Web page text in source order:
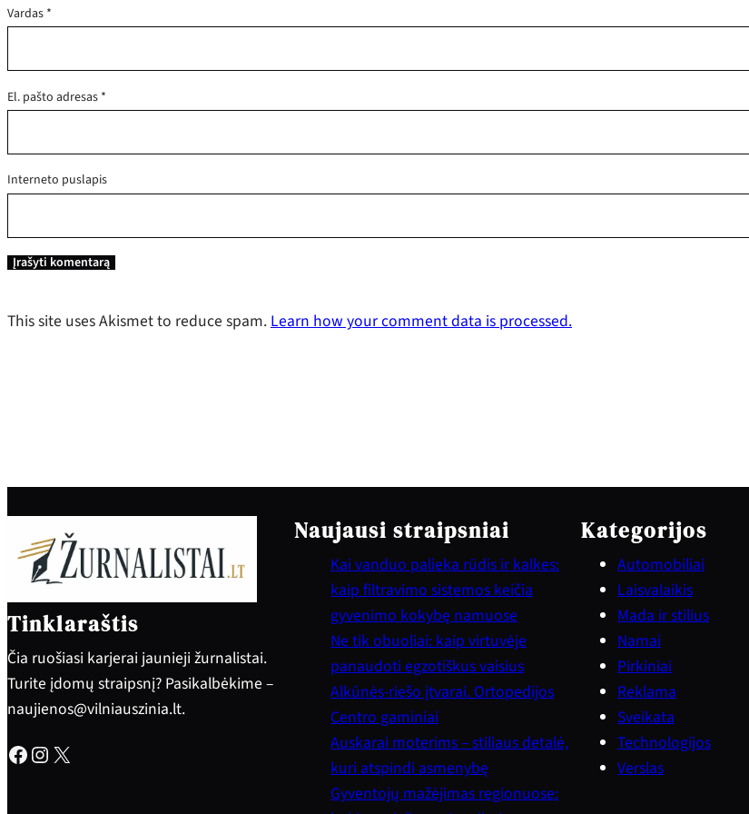
Vardas *
El. pašto adresas *
Interneto puslapis
This site uses Akismet to reduce spam. Learn how your comment data is processed.
Tinklaraštis
Čia ruošiasi karjerai jaunieji žurnalistai.
Turite įdomų straipsnį? Pasikalbėkime –
naujienos@vilniauszinia.lt.
Facebook Instagram X
Naujausi straipsniai
Kai vanduo palieka rūdis ir kalkes:
kaip filtravimo sistemos keičia
gyvenimo kokybę namuose
Ne tik obuoliai: kaip virtuvėje
panaudoti egzotiškus vaisius
Alkūnės-riešo įtvarai. Ortopedijos
Centro gaminiai
Auskarai moterims – stiliaus detalė,
kuri atspindi asmenybę
Gyventojų mažėjimas regionuose:
Kategorijos
Automobiliai
Laisvalaikis
Mada ir stilius
Namai
Pirkiniai
Reklama
Sveikata
Technologijos
Verslas